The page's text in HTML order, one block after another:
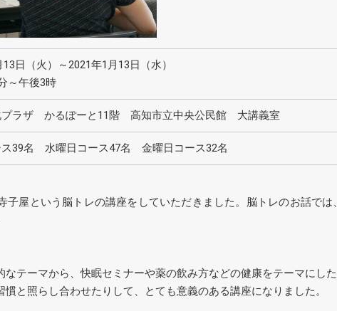
日（火）～2021年1月13日（水）
～午後3時
プラザ かるぽーと11階 高知市立中央公民館 大講義室
ス39名 水曜日コース47名 金曜日コース32名
子屋という脳トレの講座をしていただきました。脳トレのお話で
テーマから、快眠セミナーや薬の飲み方などの健康をテーマにし
と照らし合わせたりして、とても意義のある講座になりました。